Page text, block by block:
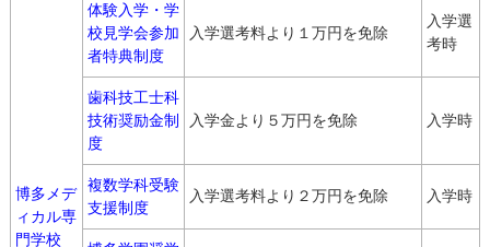
博多メデ
ィカル専
門学校
体験入学・学
校見学会参加
者特典制度
入学選考料より１万円を免除
入学選
考時
歯科技工士科
技術奨励金制
度
入学金より５万円を免除 入学時
複数学科受験
支援制度
入学選考料より２万円を免除 入学時